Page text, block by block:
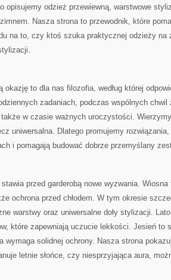
opisujemy odzież przewiewną, warstwowe
Nasza strona to przewodnik, które
na to, czy ktoś szuka praktycznej odzieży na
okazję to dla nas filozofia, według której
zadaniach, podczas wspólnych
w czasie ważnych uroczystości.
uniwersalna. Dlatego promujemy
i pomagają budować dobrze przemyślany
stawia przed garderobą nowe wyzwania.
ochrona przed chłodem. W tym okresie
warstwy oraz uniwersalne doły stylizacji.
które zapewniają uczucie lekkości. Jesień to
wymaga solidnej ochrony. Nasza strona
letnie słońce, czy niesprzyjająca aura,